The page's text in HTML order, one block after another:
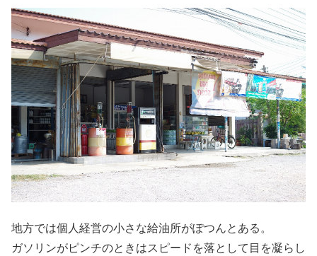
地方では個人経営の小さな給油所がぽつんとある。
ガソリンがピンチのときはスピードを落として目を凝らし